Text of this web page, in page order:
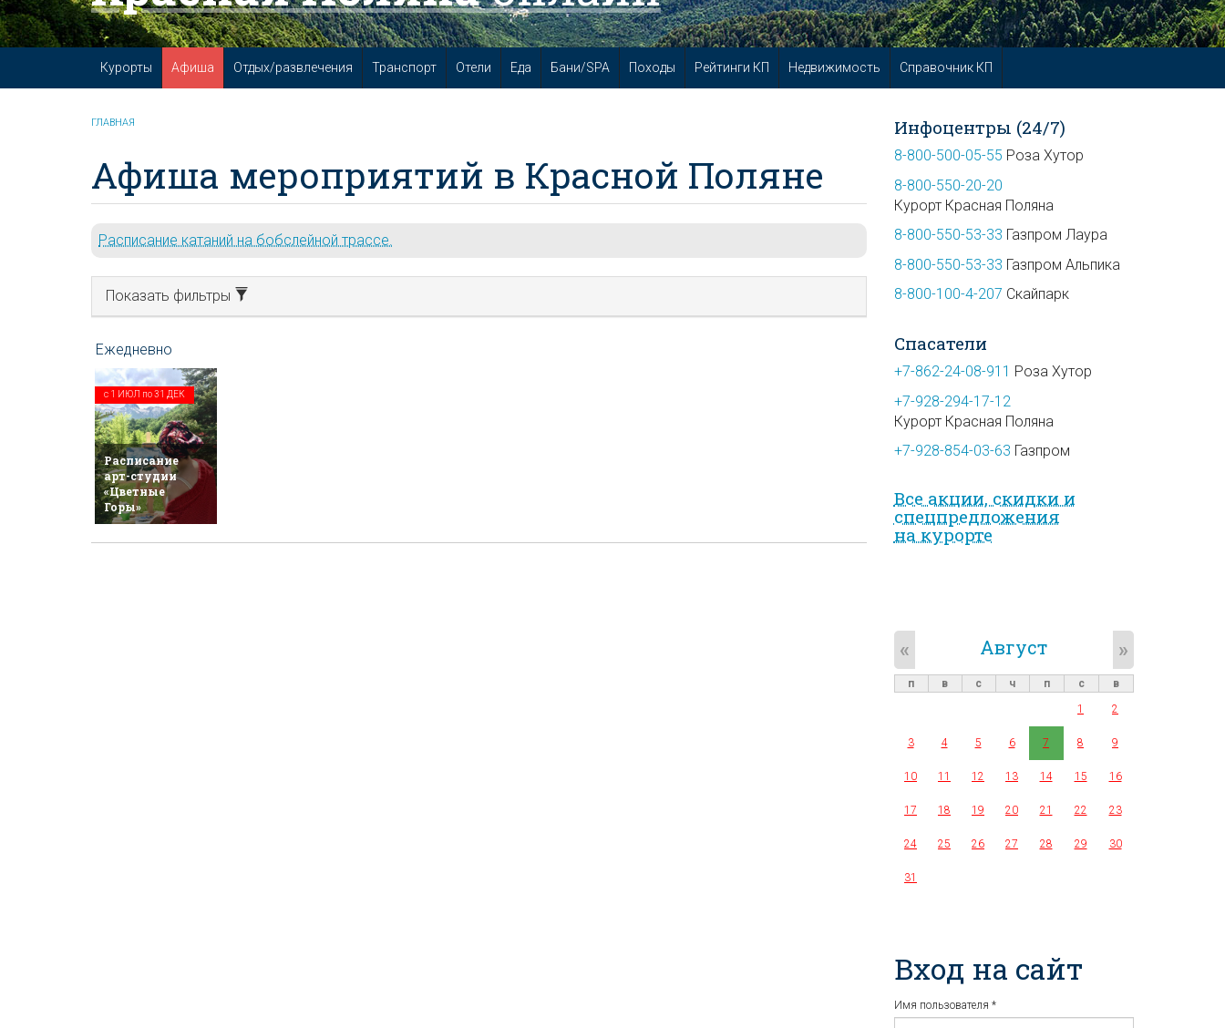
Курорты Афиша Отдых/развлечения Транспорт Отели Еда Бани/SPA Походы Рейтинги КП Недвижимость Справочник КП
ГЛАВНАЯ
Афиша мероприятий в Красной Поляне
Расписание катаний на бобслейной трассе.
Показать фильтры
с 1 ИЮЛ по31 ДЕК
Расписание
арт-студии
«Цветные
Горы»
Инфоцентры (24/7)
8-800-500-05-55 Роза Хутор
8-800-550-20-20
Курорт Красная Поляна
8-800-550-53-33 Газпром Лаура
8-800-550-53-33 Газпром Альпика
8-800-100-4-207 Скайпарк
Спасатели
+7-862-24-08-911 Роза Хутор
+7-928-294-17-12
Курорт Красная Поляна
+7-928-854-03-63 Газпром
Все акции, скидки и
спец­предложе­ния
на курорте
Август
« »
п в с ч п с
в
1
2
3 4 5 6 7 8 9
10 11 12 13 14 15 16
17 18 19 20 21 22 23
24 25 26 27 28 29 30
31
Вход на сайт
Имя пользователя *